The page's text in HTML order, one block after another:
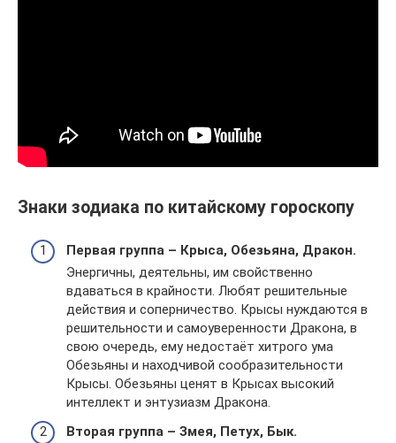
Знаки зодиака по китайскому гороскопу
Первая группа – Крыса, Обезьяна, Дракон.
Энергичны, деятельны, им свойственно
вдаваться в крайности. Любят решительные
действия и соперничество. Крысы нуждаются в
решительности и самоуверенности Дракона, в
свою очередь, ему недостаёт хитрого ума
Обезьяны и находчивой сообразительности
Крысы. Обезьяны ценят в Крысах высокий
интеллект и энтузиазм Дракона.
Вторая группа – Змея, Петух, Бык.